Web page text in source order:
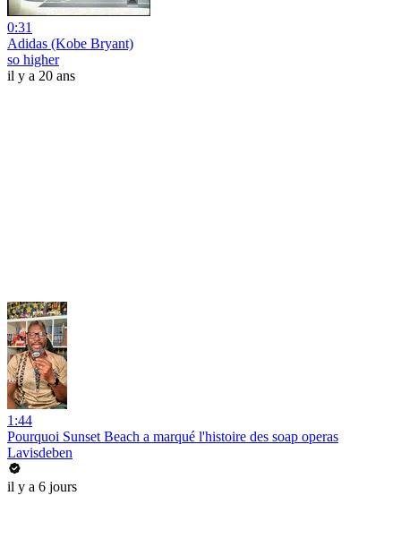
0:31
Adidas (Kobe Bryant)
so higher
il y a 20 ans
1:44
Pourquoi Sunset Beach a marqué l'histoire des soap operas
Lavisdeben
il y a 6 jours